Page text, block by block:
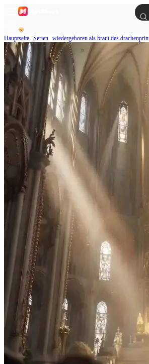
Hauptseite Serien wiedergeboren als braut des